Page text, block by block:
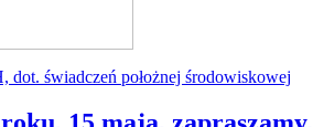
świadczeń położnej środowiskowej